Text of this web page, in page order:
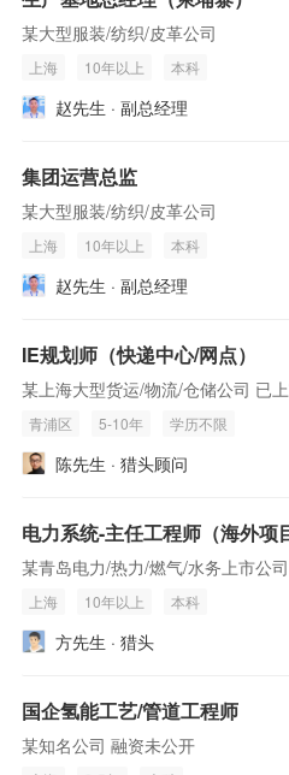
某大型服装/纺织/皮革公司
上海 10年以上 本科
赵先生 · 副总经理
集团运营总监
某大型服装/纺织/皮革公司
上海 10年以上 本科
赵先生 · 副总经理
IE规划师（快递中心/网点）
某上海大型货运/物流/仓储公司 已
青浦区 5-10年 学历不限
陈先生 · 猎头顾问
某青岛电力/热力/燃气/水务上市公
上海 10年以上 本科
方先生 · 猎头
国企氢能工艺/管道工程师
某知名公司 融资未公开